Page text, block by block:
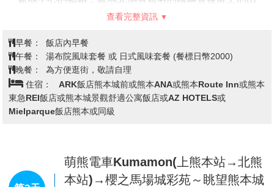
【別府海地獄】別府聚集了8個有名的地獄，其中海地
獄在八大地獄中佔地最大，1200年前因富含硫酸的泉水
湧出，呈現海洋一般湛藍的景象，而得名。
※備註：如遇別府海地獄定休無法前往時，則改走【明
布嶽。自古以來，老式旅店與別致的洋式私人旅館、有
個性的美術館與小型展覽室、高級酒樓與茶室相處並
查看完整資訊